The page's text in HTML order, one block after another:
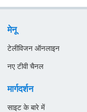
मेनू
टेलीविजन ऑनलाइन
नए टीवी चैनल
मार्गदर्शन
साइट के बारे में